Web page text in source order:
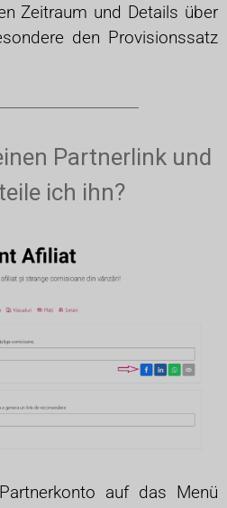
Zeitraum und Details über
den Provisionssatz
Partnerlink und
ich ihn?
auf das Menü